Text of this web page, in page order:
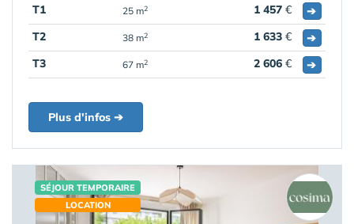
T1 25 m2 1 457 €
➔
T2
38 m2 1 633 €
➔
T3
67 m2 2 606 € ➔
Plus d'infos ➔
SÉJOUR TEMPORAIRE
LOCATION